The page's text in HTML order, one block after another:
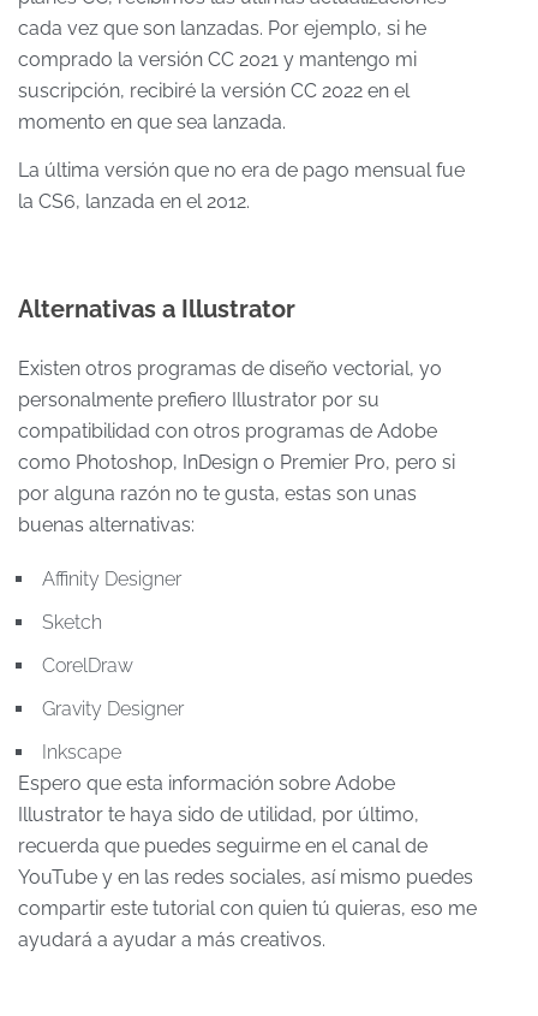
cada vez que son lanzadas. Por ejemplo, si he
comprado la versión CC 2021 y mantengo mi
suscripción, recibiré la versión CC 2022 en el
momento en que sea lanzada.
La última versión que no era de pago mensual fue
la CS6, lanzada en el 2012.
Alternativas a Illustrator
Existen otros programas de diseño vectorial, yo
personalmente prefiero Illustrator por su
compatibilidad con otros programas de Adobe
como Photoshop, InDesign o Premier Pro, pero si
por alguna razón no te gusta, estas son unas
buenas alternativas:
Affinity Designer
Sketch
CorelDraw
Gravity Designer
Inkscape
Espero que esta información sobre Adobe
Illustrator te haya sido de utilidad, por último,
recuerda que puedes seguirme en el canal de
YouTube y en las redes sociales, así mismo puedes
compartir este tutorial con quien tú quieras, eso me
ayudará a ayudar a más creativos.